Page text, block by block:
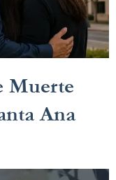
Muerte
Ana